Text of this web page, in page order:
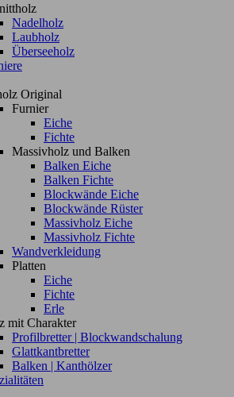
Nadelholz
Laubholz
Überseeholz
Original
Furnier
Eiche
Fichte
Massivholz und Balken
Balken Eiche
Balken Fichte
Blockwände Eiche
Blockwände Rüster
Massivholz Eiche
Massivholz Fichte
Wandverkleidung
Platten
Eiche
Fichte
Erle
mit Charakter
Profilbretter | Blockwandschalung
Glattkantbretter
Balken | Kanthölzer